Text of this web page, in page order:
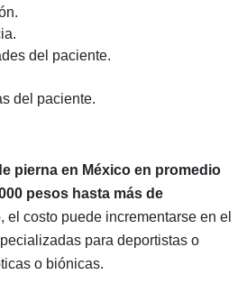
del paciente.
del paciente.
pierna en México en promedio
pesos hasta más de
el costo puede incrementarse en el
para deportistas o
o biónicas.